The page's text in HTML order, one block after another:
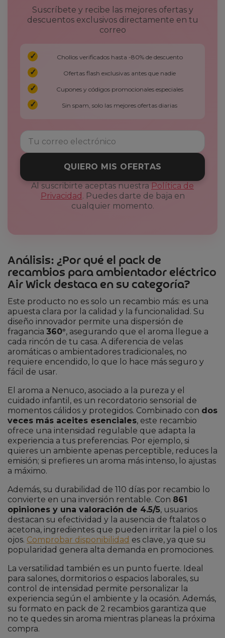
Suscríbete y recibe las mejores ofertas y
descuentos exclusivos directamente en tu
correo
Chollos verificados hasta -80% de descuento
Ofertas flash exclusivas antes que nadie
Cupones y códigos promocionales especiales
Sin spam, solo las mejores ofertas diarias
QUIERO MIS OFERTAS
Al suscribirte aceptas nuestra Política de
Privacidad . Puedes darte de baja en
cualquier momento.
Análisis: ¿Por qué el pack de
recambios para ambientador eléctrico
Air Wick destaca en su categoría?
Este producto no es solo un recambio más: es una
apuesta clara por la calidad y la funcionalidad. Su
diseño innovador permite una dispersión de
fragancia 360°, asegurando que el aroma llegue a
cada rincón de tu casa. A diferencia de velas
aromáticas o ambientadores tradicionales, no
requiere encendido, lo que lo hace más seguro y
fácil de usar.
El aroma a Nenuco, asociado a la pureza y el
cuidado infantil, es un recordatorio sensorial de
momentos cálidos y protegidos. Combinado con dos
veces más aceites esenciales, este recambio
ofrece una intensidad regulable que adapta la
experiencia a tus preferencias. Por ejemplo, si
quieres un ambiente apenas perceptible, reduces la
emisión; si prefieres un aroma más intenso, lo ajustas
a máximo.
Además, su durabilidad de 110 días por recambio lo
convierte en una inversión rentable. Con 861
opiniones y una valoración de 4.5/5, usuarios
destacan su efectividad y la ausencia de ftalatos o
acetona, ingredientes que pueden irritar la piel o los
ojos. Comprobar disponibilidad es clave, ya que su
popularidad genera alta demanda en promociones.
La versatilidad también es un punto fuerte. Ideal
para salones, dormitorios o espacios laborales, su
control de intensidad permite personalizar la
experiencia según el ambiente y la ocasión. Además,
su formato en pack de 2 recambios garantiza que
no te quedes sin aroma mientras planeas la próxima
compra.